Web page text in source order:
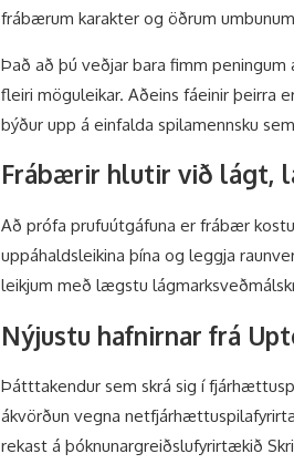
frábærum karakter og öðrum
Það að þú veðjar bara fimm
fleiri möguleikar. Aðeins fáeinir þeirra
býður upp á einfalda spilamennsku
Frábærir hlutir við lágt,
Að prófa prufuútgáfuna er frábær
uppáhaldsleikina þína og leggja
leikjum með lægstu
Nýjustu hafnirnar frá
Þátttakendur sem skrá sig í
ákvörðun vegna
rekast á þóknunargreiðslufyrirtækið